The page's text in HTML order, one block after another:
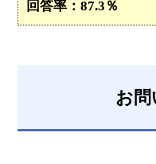
回答率：87.3％
お問